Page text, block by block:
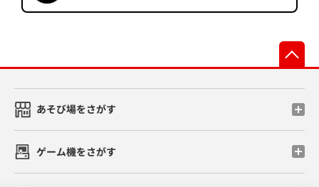
あそび場をさがす
ゲーム機をさがす